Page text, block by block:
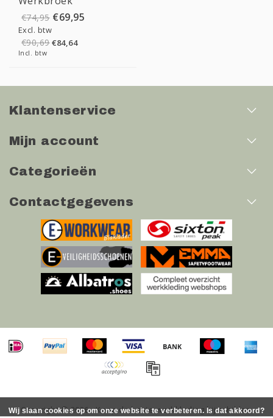
€74,95 €69,95
Excl. btw
€90,69€84,64
Incl. btw
Klantenservice
Mijn account
Categorieën
Contactgegevens
Copyright © 2026 - Koop de beste werkkleding bij schilder-
Wij slaan cookies op om onze website te verbeteren. Is dat akkoord?